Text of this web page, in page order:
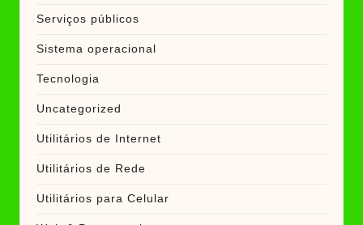
Serviços públicos
Sistema operacional
Tecnologia
Uncategorized
Utilitários de Internet
Utilitários de Rede
Utilitários para Celular